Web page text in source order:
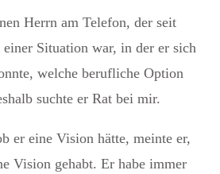
Herrn am Telefon, der seit
Situation war, in der er sich
welche berufliche Option
suchte er Rat bei mir.
er eine Vision hätte, meinte er,
Vision gehabt. Er habe immer